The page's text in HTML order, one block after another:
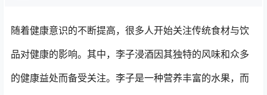
随着健康意识的不断提高，很多人开始关注传统食材与饮
品对健康的影响。其中，李子浸酒因其独特的风味和众多
的健康益处而备受关注。李子是一种营养丰富的水果，而